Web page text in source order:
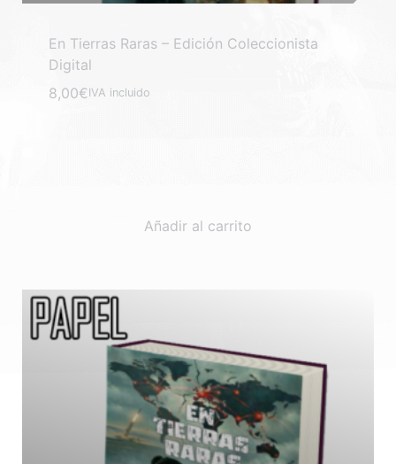
En Tierras Raras – Edición Coleccionista
Digital
8,00€IVA incluido
Añadir al carrito